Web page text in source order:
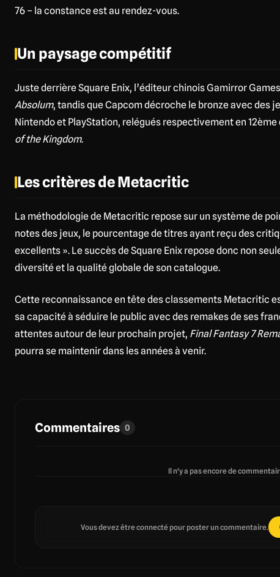
76 – la constance est au rendez-vous.
Un paysage compétitif
Juste derrière Square Enix, l’éditeur chinois Gamirror
Absolum, tandis que Capcom décroche le bronze avec des
Nintendo et PlayStation, relégués respectivement en
of the Kingdom.
Les critères de Metacritic
La méthodologie de Metacritic repose sur un système de
notes des jeux, le pourcentage de titres ayant reçu des
excellents ». Le succès de Square Enix repose donc non
diversité et la qualité globale de son catalogue.
Cette reconnaissance en tête des classements Metacritic
sa capacité à séduire le public avec des remakes de ses
attentes autour de leur prochain projet, Final Fantasy 7
pourra se maintenir dans les années à venir.
Commentaires 0
Il n'y a pas encore de
Vous devez être connecté pour poster un commentaire.